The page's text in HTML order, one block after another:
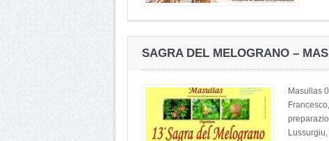
SAGRA DEL MELOGRANO –
Masullas